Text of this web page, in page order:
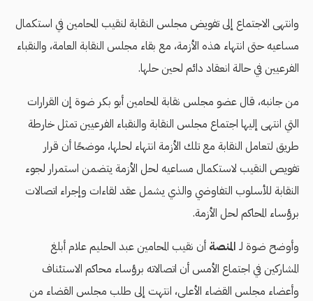
وانتهى الاجتماع إلى تفويض مجلس النقابة لنقيب المحامين في استكمال
مساعيه حتى انتهاء هذه الأزمة، مع بقاء مجلس النقابة العامة، والنقباء
الفرعيين في حالة انعقاد دائم لحين حلها.
من جانبه، قال عضو مجلس نقابة المحامين أبو بكر ضوة إن القرارات
التي انتهى إليها اجتماع مجلس النقابة والنقباء الفرعيين تمثل خارطة
طريق لتعامل النقابة مع تلك الأزمة انتهاء لحلها، موضحًا أن قرار
تفويص النقيب لاستكمال مساعيه لحل الأزمة يتضمن استمرار لجوء
النقابة للأسلوب التفاوضي والذي يشمل عقد لقاءات وإجراء اتصالات
برؤساء المحاكم لحل الأزمة.
وأوضح ضوة لـ المنصة أن نقيب المحامين عبد الحليم علام أبلغ
المشاركين في اجتماع الأمس أن اتصالاته برؤساء محاكم الاستئناف
وأعضاء مجلس القضاء الأعلى، انتهت إلى طلب مجلس القضاء من